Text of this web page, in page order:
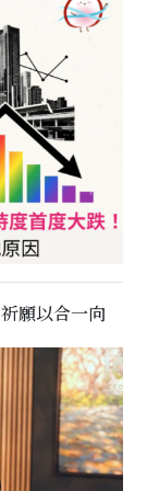
願以合一向